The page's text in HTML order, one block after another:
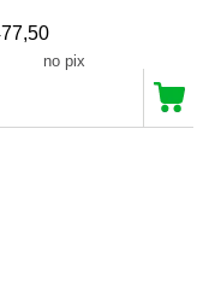
no pix